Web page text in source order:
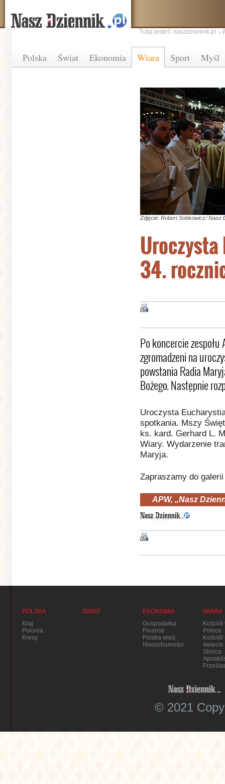
Polska Świat Ekonomia Wiara Sport Myśl
Tutaj jesteś: naszdziennik.pl
Zdjęcie: Robert Sobkowicz/ Nasz
34.
Po koncercie
zgromadzeni na
powstania Radia
Bożego. Następnie
Uroczysta
spotkania. Mszy
ks. kard. Gerhard L.
Wiary. Wydarzenie
Maryja.
Zapraszamy do
APW, „Nasz
POLSKA
Kraj
Polonia
Kresy
ŚWIAT
EKONOMIA
Gospodarka
Finanse
Polska wieś
Nieruchomości
WIARA
Kościół
Polsce
Kościół
świecie
Stolica
© 2021